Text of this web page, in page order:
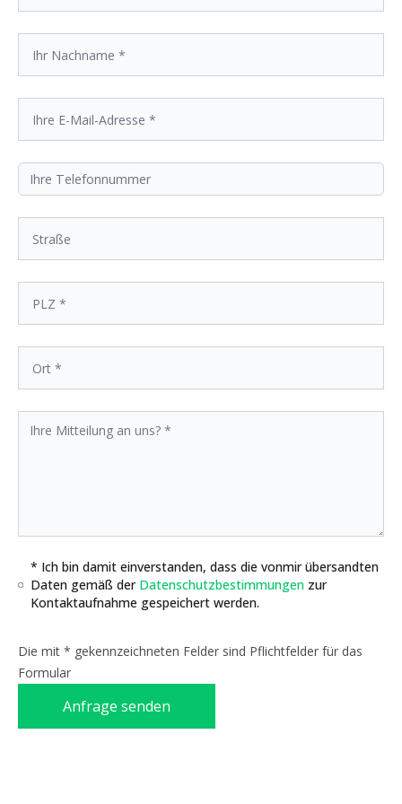
* Ich bin damit einverstanden, dass die vonmir übersandten
Daten gemäß der Datenschutzbestimmungen zur
Kontaktaufnahme gespeichert werden.
Die mit * gekennzeichneten Felder sind Pflichtfelder für das
Formular
Anfrage senden